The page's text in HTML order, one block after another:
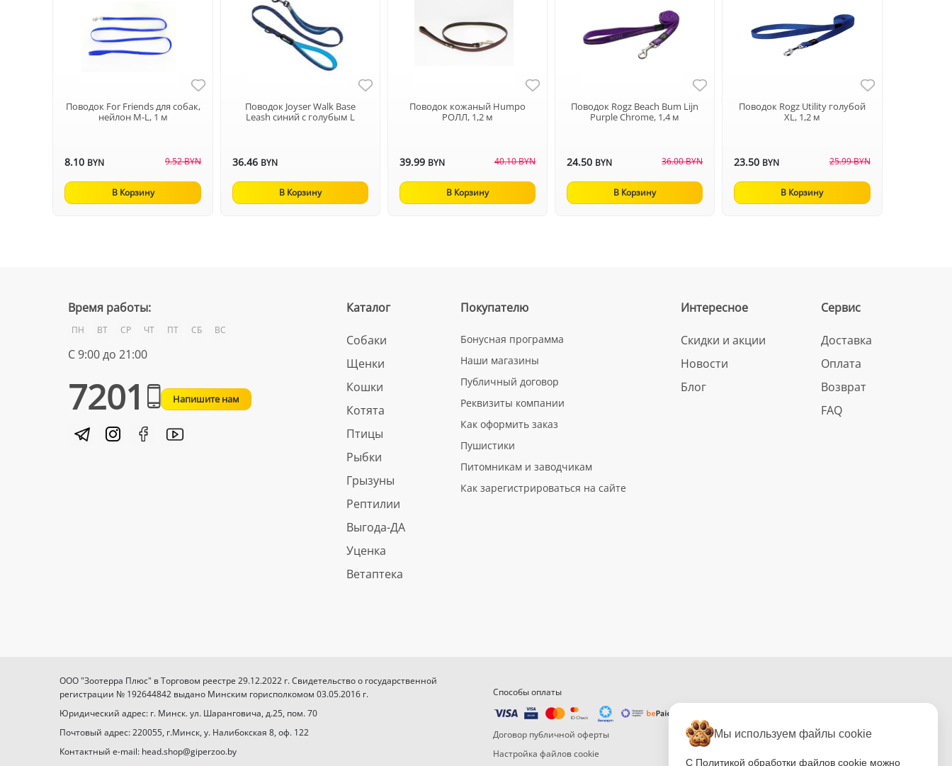
Поводок For Friends для собак,
нейлон M-L, 1 м
8.10 BYN 9.52 BYN
В Корзину
Поводок Joyser Walk Base
Leash синий с голубым L
36.46 BYN
В Корзину
Поводок кожаный Humpo
РОЛЛ, 1,2 м
39.99 BYN 40.10 BYN
В Корзину
Поводок Rogz Beach Bum Lijn
Purple Chrome, 1,4 м
24.50 BYN 36.00 BYN
В Корзину
Поводок Rogz Utility голубой
XL, 1,2 м
23.50 BYN 25.99 BYN
В Корзину
Время работы:
ПН ВТ СР ЧТ ПТ СБ ВС
С 9:00 до 21:00
7201 Напишите нам
Каталог
Собаки
Щенки
Кошки
Котята
Птицы
Рыбки
Грызуны
Рептилии
Выгода-ДА
Уценка
Ветаптека
Покупателю
Бонусная программа
Наши магазины
Публичный договор
Реквизиты компании
Как оформить заказ
Пушистики
Питомникам и заводчикам
Как зарегистрироваться на сайте
Интересное
Скидки и акции
Новости
Блог
Сервис
Доставка
Оплата
Возврат
FAQ
ООО "Зоотерра Плюс" в Торговом реестре 29.12.2022 г. Свидетельство о государственной
регистрации № 192644842 выдано Минским горисполкомом 03.05.2016 г.
Юридический адрес: г. Минск. ул. Шаранговича, д.25, пом. 70
Почтовый адрес: 220055, г.Минск, у. Налибокская 8, оф. 122
Контактный e-mail: head.shop@giperzoo.by
Способы оплаты
Договор публичной оферты
Настройка файлов cookie
Мы используем файлы cookie
С Политикой обработки файлов cookie можно